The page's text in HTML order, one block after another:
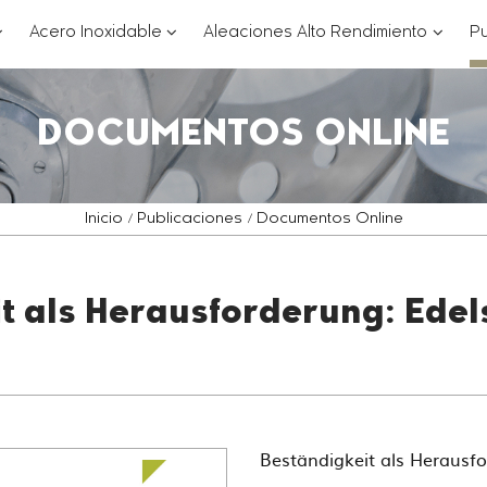
Acero Inoxidable???
Aleaciones Alto Rendimiento ???
DOCUMENTOS ONLINE
Inicio Publicaciones Documentos Online
als Herausforderung:
Beständigkeit als